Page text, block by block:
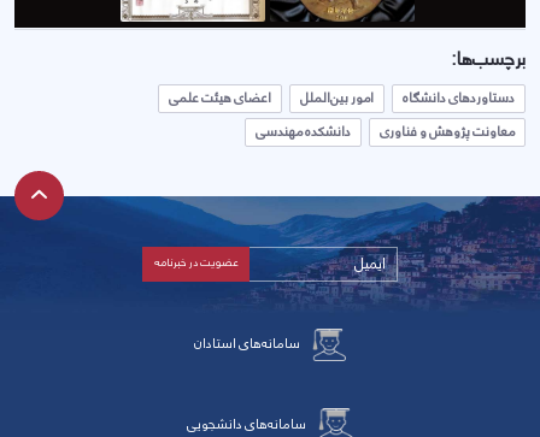
برچسب‌ها:
دستاوردهای دانشگاه امور بین‌الملل
اعضای هیئت علمی
معاونت پژوهش و فناوری
دانشکده مهندسی
سامانه‌های استادان
سامانه‌های دانشجویی